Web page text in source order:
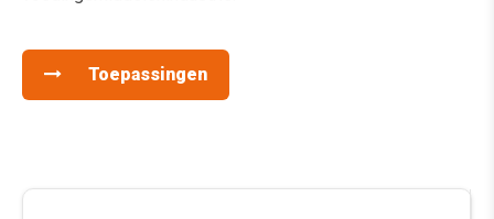
Toepassingen